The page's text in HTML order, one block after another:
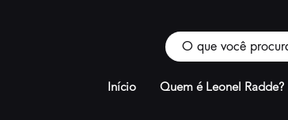
Início Quem é Leonel Radde?